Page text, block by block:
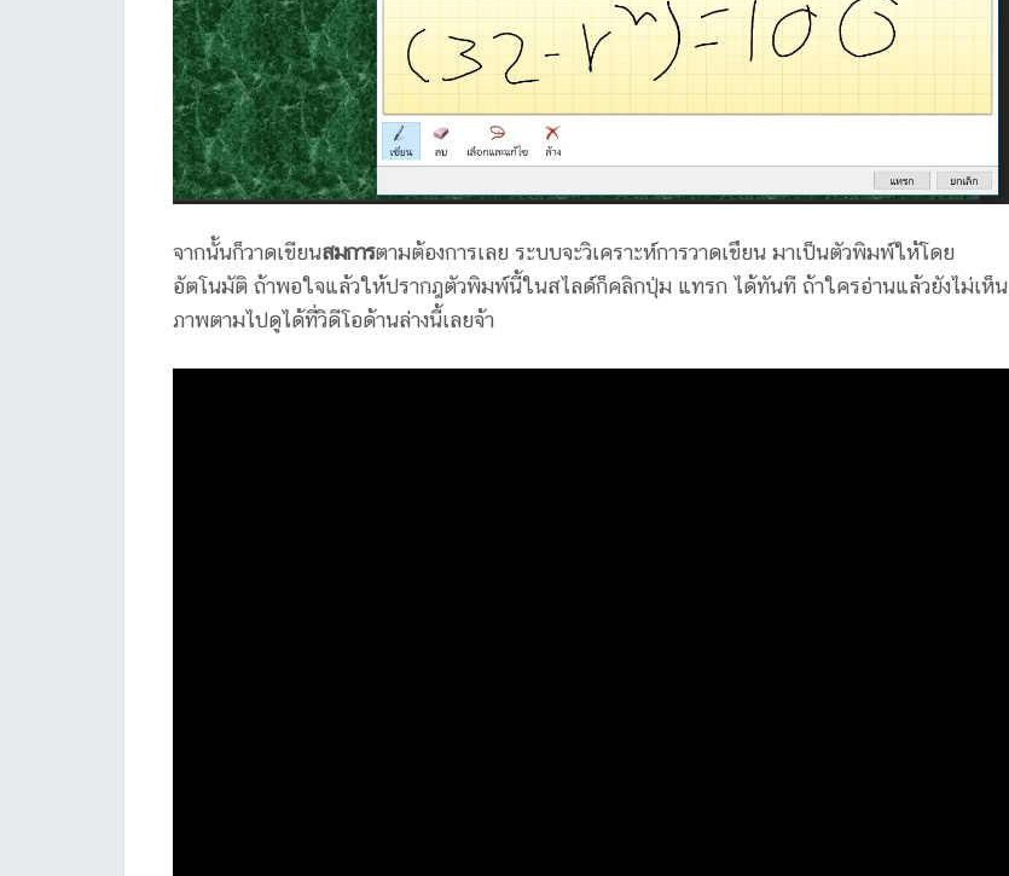
จากนั้นก็วาดเขียนสมการตามต้องการเลย ระบบจะวิเคราะห์การวาดเขึยน มาเป็นตัวพิมพ์ให้โดย
อัตโนมัติ ถ้าพอใจแล้วให้ปรากฎตัวพิมพ์นี้ในสไลด์ก็คลิกปุ่ม แทรก ได้ทันที ถ้าใครอ่านแล้วยังไม่เห็น
ภาพตามไปดูได้ที่วิดีโอด้านล่างนี้เลยจ้า